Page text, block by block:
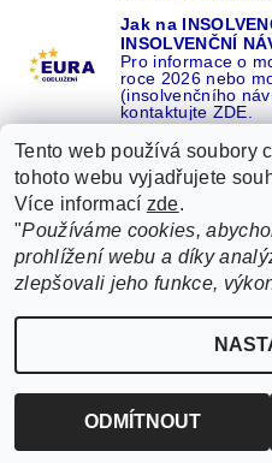
Jak na
INSOLVENČNÍ
Pro informace o
roce 2026 nebo
(insolvenčního
kontaktujte ZDE.
Recenze o NÁS na GOOGLE |
Recenze o NÁS
ŽÁDEJTE život BEZ
EURA oddlužení, insolvence a
práva vyhrazena
Tento web používá soubory
tohoto webu vyjadřujete
Více informací zde.
"Používáme cookies,
prohlížení webu a díky
zlepšovali jeho funkce,
ODMÍTNOUT